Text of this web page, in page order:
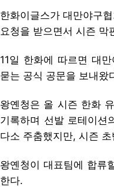
한화이글스가 대만야구
요청을 받으면서 시즌 막
11일 한화에 따르면 대
묻는 공식 공문을 보내왔
왕옌청은 올 시즌 한화
기록하며 선발 로테이션
다소 주춤했지만, 시즌
왕옌청이 대표팀에 합류
한다.